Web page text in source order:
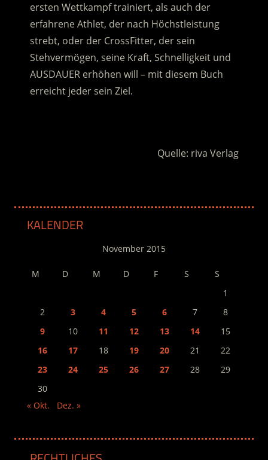
ersten Wettkampf trainiert, als auch der
erfahrene Athlet, der nach Höchstleistung
strebt, oder der CrossFitter, der sein
Stehvermögen, seine Kraft, Schnelligkeit und
AUSDAUER erhöhen will – mit diesem Buch
erreicht jeder sein Ziel.
Quelle: riva Verlag
KALENDER
November 2015
M D M D F S
S
1
2
3 4 5 6 7
8
9
10 11 12 13 14
15
16
17 18 19 20 21
22
23
24 25 26 27 28
29
30
« Okt.
Dez. »